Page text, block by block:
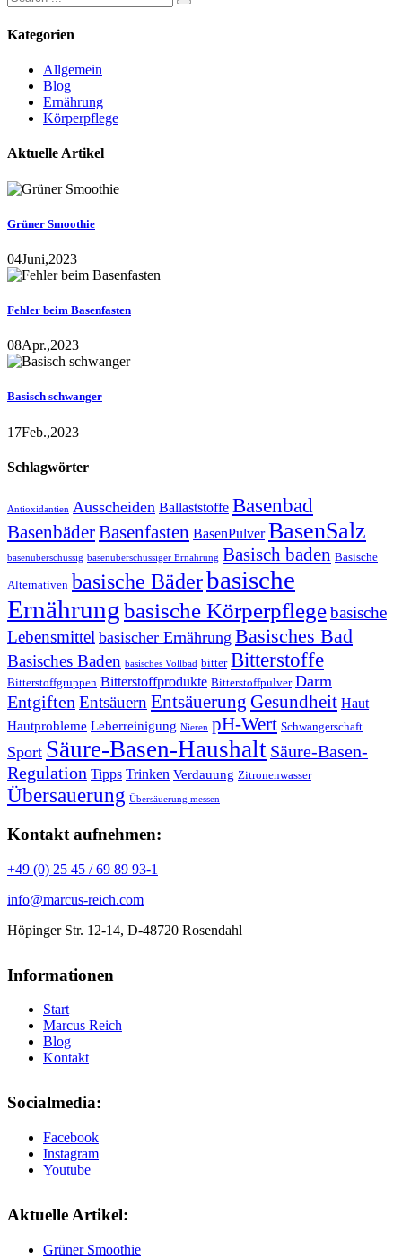
for:
Kategorien
Allgemein
Blog
Ernährung
Körperpflege
Aktuelle Artikel
Grüner Smoothie
04Juni,2023
Fehler beim Basenfasten
08Apr.,2023
Basisch schwanger
17Feb.,2023
Schlagwörter
Antioxidantien Ausscheiden Ballaststoffe Basenbad
BasenbäderBasenfasten BasenPulver BasenSalz
basenüberschüssig basenüberschüssiger Ernährung Basisch baden Basische
Alternativen basische Bäderbasische
Ernährungbasische Körperpflegebasische
Lebensmittel basischer Ernährung Basisches Bad
Basisches Baden basisches Vollbad bitter Bitterstoffe
Bitterstoffgruppen Bitterstoffprodukte Bitterstoffpulver Darm
Entgiften Entsäuern Entsäuerung Gesundheit Haut
Hautprobleme Leberreinigung Nieren pH-Wert Schwangerschaft
Sport Säure-Basen-Haushalt Säure-Basen-
Regulation Tipps Trinken Verdauung Zitronenwasser
Übersauerung Übersäuerung messen
Kontakt aufnehmen:
+49 (0) 25 45 / 69 89 93-1
info@marcus-reich.com
Höpinger Str. 12-14, D-48720 Rosendahl
Informationen
Start
Marcus Reich
Blog
Kontakt
Socialmedia:
Facebook
Instagram
Youtube
Aktuelle Artikel:
Grüner Smoothie